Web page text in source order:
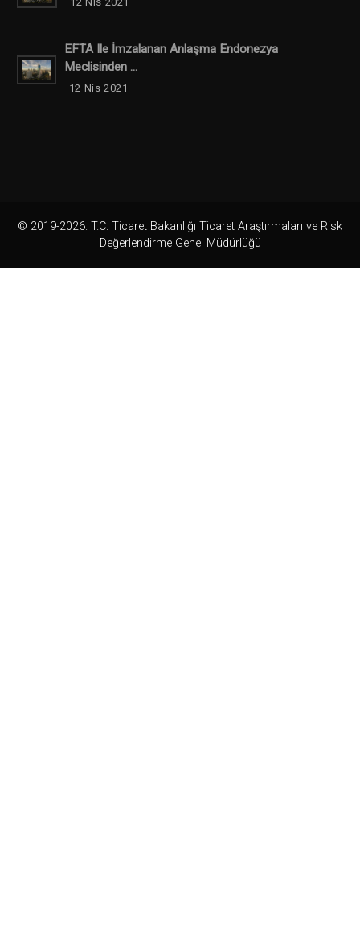
EFTA Ile İmzalanan Anlaşma Endonezya
Meclisinden ...
12 Nis 2021
© 2019-2026. T.C. Ticaret Bakanlığı Ticaret Araştırmaları ve Risk
Değerlendirme Genel Müdürlüğü